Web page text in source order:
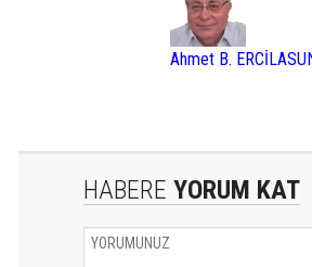
Ahmet B.
HABERE YORUM KAT